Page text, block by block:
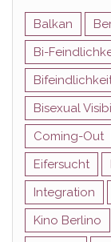
Balkan
Bi-
Bisexual
Coming-Out
Eifersucht
Integration
Kino Berlino